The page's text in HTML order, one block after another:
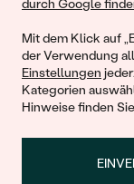
durch Google
Mit dem Klick auf
der Verwendung
Einstellungen
Kategorien
Hinweise finden
© 2011 - 2026, Eppi.de